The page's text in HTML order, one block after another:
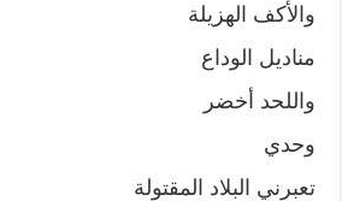
والأكف الهزيلة
مناديل الوداع
واللحد أخضر
وحدي
تعبرني البلاد المقتولة